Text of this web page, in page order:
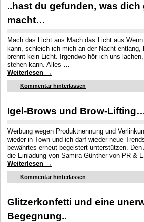
..hast du gefunden, was
macht…
Mach das Licht aus Mach das Licht aus
kann, schleich ich mich an der Nacht entlang,
brennt kein Licht. Irgendwo hör ich uns
stehen kann. Alles …
Weiterlesen →
| Kommentar hinterlassen
Igel-Brows und Brow-
Werbung wegen Produktnennung und
wieder in Town und ich darf wieder neue
bewährtes erneut begeistert unterstützen.
die Einladung von Samira Günther von PR &
Weiterlesen →
| Kommentar hinterlassen
Glitzerkonfetti und eine
Begegnung..